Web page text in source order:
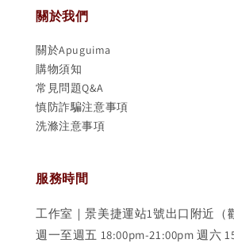
關於我們
關於Apuguima
購物須知
常見問題Q&A
慎防詐騙注意事項
洗滌注意事項
服務時間
工作室｜景美捷運站1號出口附近（
週一至週五 18:00pm-21:00pm 週六